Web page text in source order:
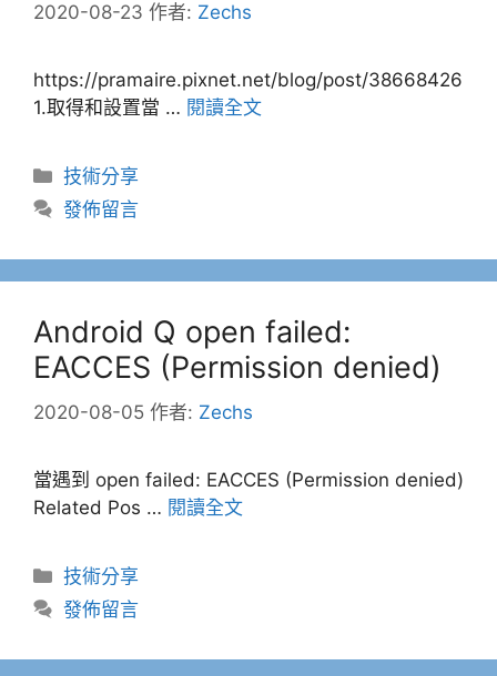
2020-08-23 作者: Zechs
https://pramaire.pixnet.net/blog/post/38668426
1.取得和設置當 … 閱讀全文
分
類
技術分享
發佈留言
Android Q open failed:
EACCES (Permission denied)
2020-08-05 作者: Zechs
當遇到 open failed: EACCES (Permission denied)
Related Pos … 閱讀全文
分
類
技術分享
發佈留言